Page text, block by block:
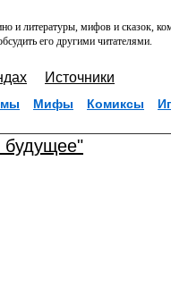
и литературы, мифов и сказок,
его другими читателями.
Источники
Мифы Комиксы
будущее"